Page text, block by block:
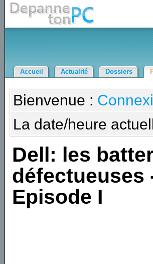
Accueil Actualité Dossiers
Bienvenue :
La date/heure
Dell: les
défectueuses
Episode I